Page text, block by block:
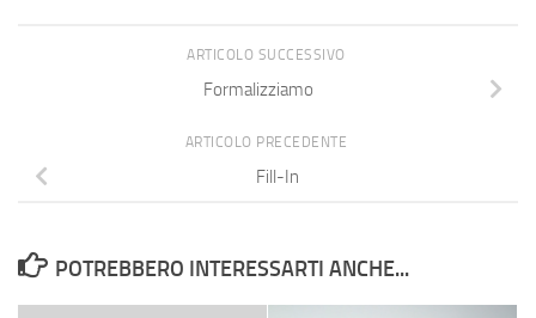
ARTICOLO SUCCESSIVO
Formalizziamo
ARTICOLO PRECEDENTE
Fill-In
POTREBBERO INTERESSARTI ANCHE...